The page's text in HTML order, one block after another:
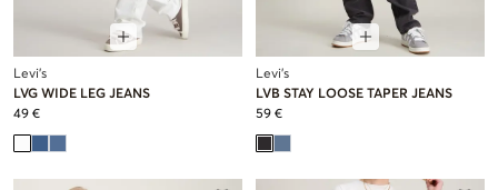
Levi's
LVG WIDE LEG JEANS
49 €
Levi's
LVB STAY LOOSE TAPER JEANS
59 €